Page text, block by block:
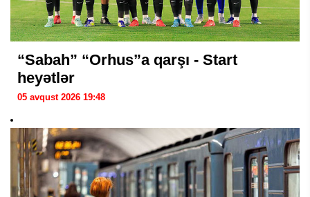
“Sabah” “Orhus”a qarşı - Start
heyətlər
05 avqust 2026 19:48